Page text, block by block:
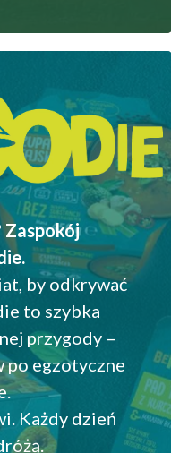
Zaspokój
by odkrywać
to szybka
przygody –
po egzotyczne
Każdy dzień